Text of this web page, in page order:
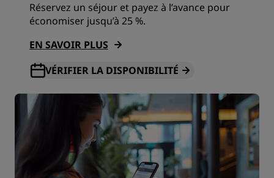
Réservez un séjour et payez à l’avance pour
économiser jusqu’à 25 %.
EN SAVOIR PLUS
VÉRIFIER LA DISPONIBILITÉ